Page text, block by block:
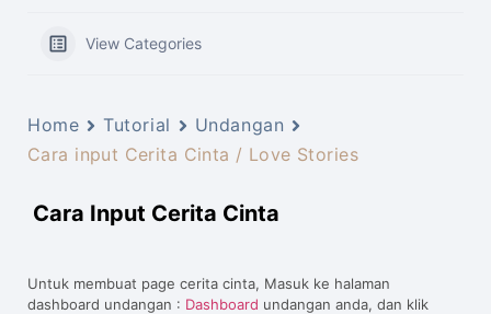
View Categories
Home Tutorial
Undangan
Cara input Cerita Cinta / Love Stories
Cara Input Cerita Cinta
Untuk membuat page cerita cinta, Masuk ke halaman
dashboard undangan : Dashboard undangan anda, dan klik